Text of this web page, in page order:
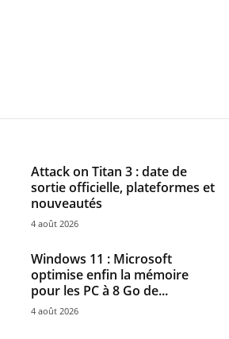
Attack on Titan 3 : date de
sortie officielle, plateformes et
nouveautés
4 août 2026
Windows 11 : Microsoft
optimise enfin la mémoire
pour les PC à 8 Go de...
4 août 2026